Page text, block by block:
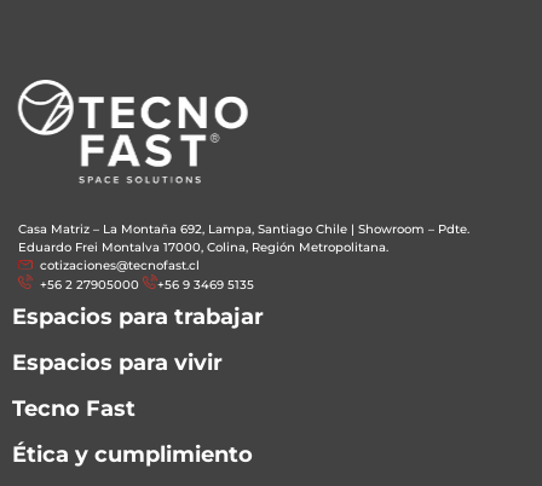
Casa Matriz – La Montaña 692, Lampa, Santiago Chile | Showroom – Pdte.
Eduardo Frei Montalva 17000, Colina, Región Metropolitana.
cotizaciones@tecnofast.cl
+56 2 27905000
+56 9 3469 5135
Espacios para trabajar
Espacios para vivir
Tecno Fast
Ética y cumplimiento